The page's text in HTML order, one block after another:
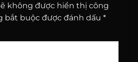
không được hiển thị công
bắt buộc được đánh dấu *